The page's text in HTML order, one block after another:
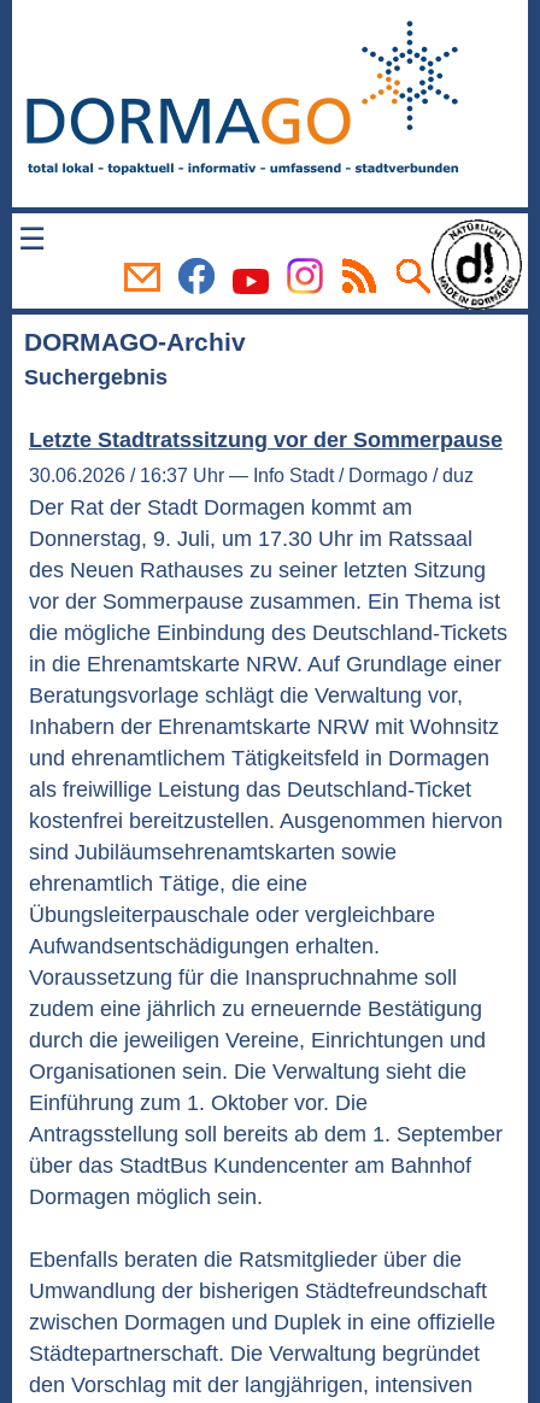
☰
DORMAGO-Archiv
Suchergebnis
Letzte Stadtratssitzung vor der Sommerpause
30.06.2026 / 16:37 Uhr — Info Stadt / Dormago / duz
Der Rat der Stadt Dormagen kommt am
Donnerstag, 9. Juli, um 17.30 Uhr im Ratssaal
des Neuen Rathauses zu seiner letzten Sitzung
vor der Sommerpause zusammen. Ein Thema ist
die mögliche Einbindung des Deutschland-Tickets
in die Ehrenamtskarte NRW. Auf Grundlage einer
Beratungsvorlage schlägt die Verwaltung vor,
Inhabern der Ehrenamtskarte NRW mit Wohnsitz
und ehrenamtlichem Tätigkeitsfeld in Dormagen
als freiwillige Leistung das Deutschland-Ticket
kostenfrei bereitzustellen. Ausgenommen hiervon
sind Jubiläumsehrenamtskarten sowie
ehrenamtlich Tätige, die eine
Übungsleiterpauschale oder vergleichbare
Aufwandsentschädigungen erhalten.
Voraussetzung für die Inanspruchnahme soll
zudem eine jährlich zu erneuernde Bestätigung
durch die jeweiligen Vereine, Einrichtungen und
Organisationen sein. Die Verwaltung sieht die
Einführung zum 1. Oktober vor. Die
Antragsstellung soll bereits ab dem 1. September
über das StadtBus Kundencenter am Bahnhof
Dormagen möglich sein.
Ebenfalls beraten die Ratsmitglieder über die
Umwandlung der bisherigen Städtefreundschaft
zwischen Dormagen und Duplek in eine offizielle
Städtepartnerschaft. Die Verwaltung begründet
den Vorschlag mit der langjährigen, intensiven